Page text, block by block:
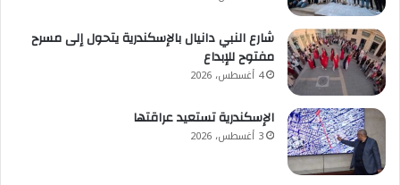
شارع النبي دانيال بالإسكندرية يتحول إلى مسرح
مفتوح للإبداع
4 أغسطس، 2026
الإسكندرية تستعيد عراقتها
3 أغسطس، 2026